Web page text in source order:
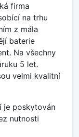
firma
na trhu
z mála
baterie
Na všechny
5 let.
velmi kvalitní
je poskytován
nutnosti